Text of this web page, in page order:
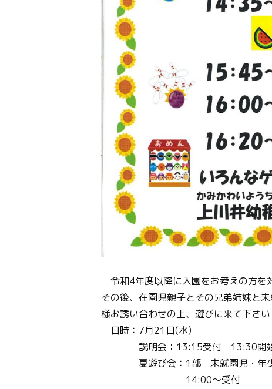
令和4年度以降に入園をお考えの方を
その後、在園児親子とその兄弟姉妹と
様お誘い合わせの上、遊びに来て下さい
日時：7月21日(水)
説明会：13:15受付 13:30開
夏遊び会：1部 未就園児・年少
14:00～受付